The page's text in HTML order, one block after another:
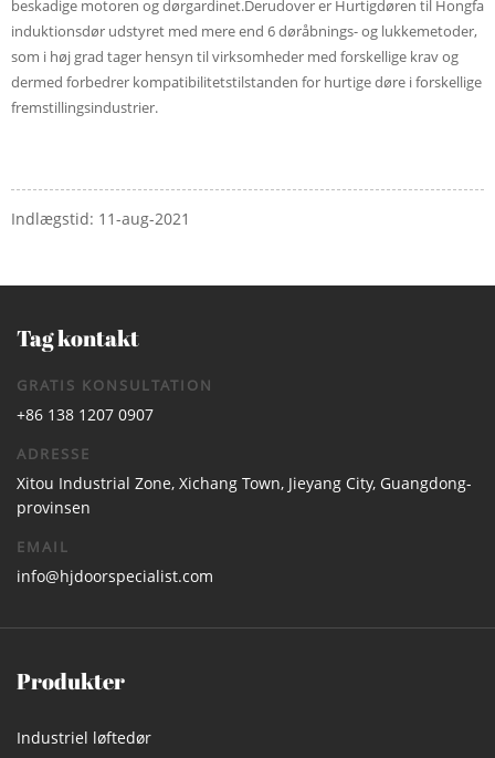
beskadige motoren og dørgardinet.Derudover er Hurtigdøren til Hongfa
induktionsdør udstyret med mere end 6 døråbnings- og lukkemetoder,
som i høj grad tager hensyn til virksomheder med forskellige krav og
dermed forbedrer kompatibilitetstilstanden for hurtige døre i forskellige
fremstillingsindustrier.
Indlægstid: 11-aug-2021
Tag kontakt
GRATIS KONSULTATION
+86 138 1207 0907
ADRESSE
Xitou Industrial Zone, Xichang Town, Jieyang City, Guangdong-
provinsen
EMAIL
info@hjdoorspecialist.com
Produkter
Industriel løftedør